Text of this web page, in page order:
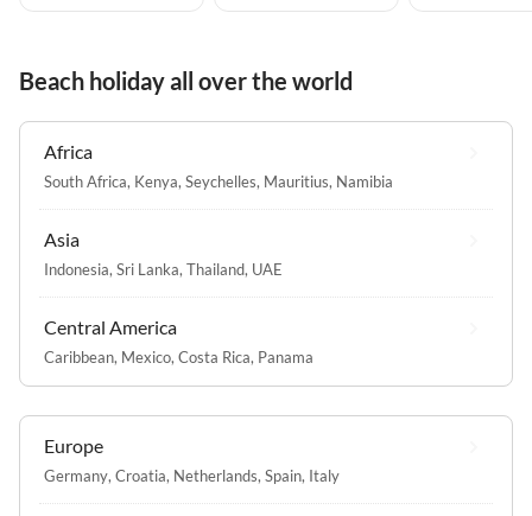
Beach holiday all over the world
Africa
South Africa, Kenya, Seychelles, Mauritius, Namibia
Asia
Indonesia, Sri Lanka, Thailand, UAE
Central America
Caribbean, Mexico, Costa Rica, Panama
Europe
Germany, Croatia, Netherlands, Spain, Italy